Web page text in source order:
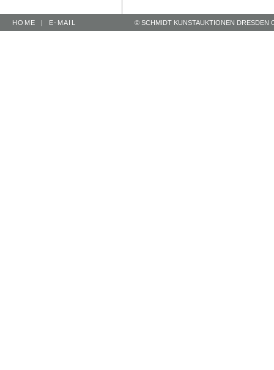
HOME | E-MAIL © SCHMIDT KUNSTAUKTIONEN DRESDEN